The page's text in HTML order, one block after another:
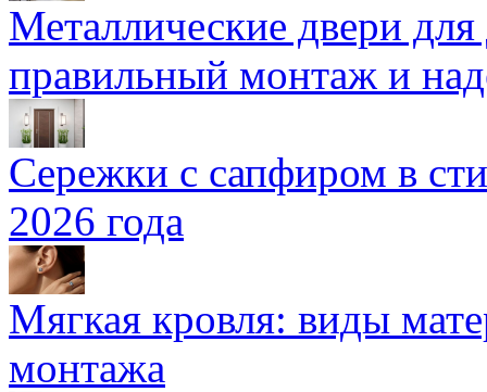
Металлические двери
правильный монтаж и
Сережки с сапфиром в
2026 года
Мягкая кровля: виды
монтажа